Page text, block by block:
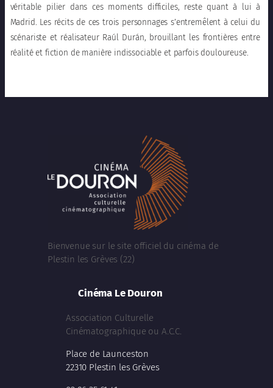
véritable pilier dans ces moments difficiles, reste quant à lui à
Madrid. Les récits de ces trois personnages s’entremêlent à celui du
scénariste et réalisateur Raúl Durán, brouillant les frontières entre
réalité et fiction de manière indissociable et parfois douloureuse.
Bienvenue sur le site officiel du cinéma de
Plestin les Grèves (22)
Cinéma Le Douron
Association Culturelle
Cinématographique ou A.C.C.
Place de Launceston
22310 Plestin les Grèves